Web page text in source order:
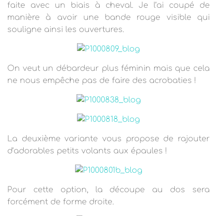
faite avec un biais à cheval. Je l’ai coupé de
manière à avoir une bande rouge visible qui
souligne ainsi les ouvertures.
On veut un débardeur plus féminin mais que cela
ne nous empêche pas de faire des acrobaties !
La deuxième variante vous propose de rajouter
d’adorables petits volants aux épaules !
Pour cette option, la découpe au dos sera
forcément de forme droite.